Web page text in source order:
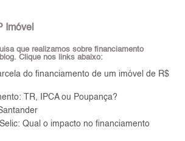
Imóvel
que realizamos sobre financiamento
Clique nos links abaixo:
do financiamento de um imóvel de R$
TR, IPCA ou Poupança?
Qual o impacto no financiamento